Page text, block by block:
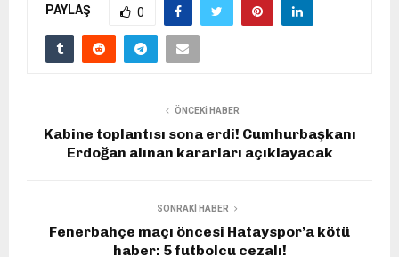
PAYLAŞ 0
ÖNCEKI HABER
Kabine toplantısı sona erdi! Cumhurbaşkanı
Erdoğan alınan kararları açıklayacak
SONRAKI HABER
Fenerbahçe maçı öncesi Hatayspor’a kötü
haber: 5 futbolcu cezalı!